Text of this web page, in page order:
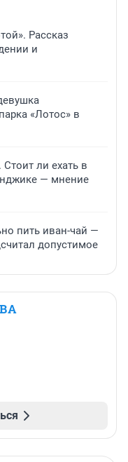
Рассказ
и
«Лотос» в
ли ехать в
— мнение
пить иван-чай —
допустимое